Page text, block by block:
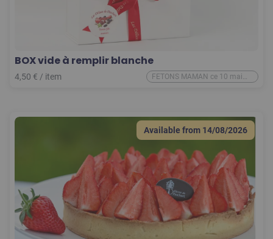
BOX vide à remplir blanche
4,50 € / item
FETONS MAMAN ce 10 mai
2026
Available from 14/08/2026